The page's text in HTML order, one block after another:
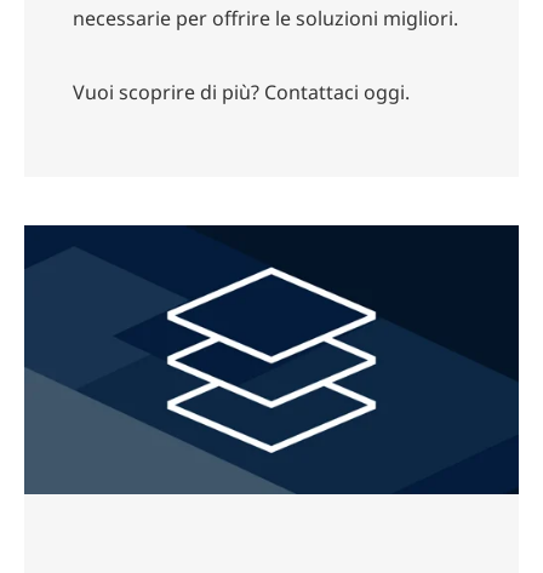
necessarie per offrire le soluzioni migliori.
Vuoi scoprire di più? Contattaci oggi.